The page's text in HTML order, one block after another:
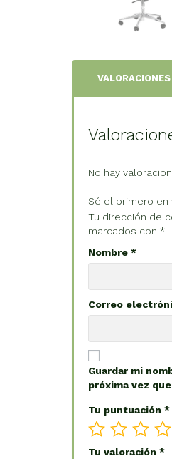
No hay
Sé el primero en
Tu dirección de
marcados con *
Nombre *
Correo
Guardar mi
próxima vez
Tu puntuación *
Tu valoración *